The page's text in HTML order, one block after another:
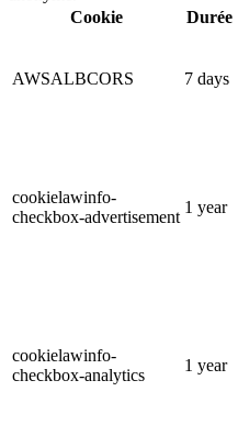
Cookie
Durée
AWSALBCORS 7 days
cookielawinfo-
checkbox-advertisement
1 year
cookielawinfo-
checkbox-analytics
1 year